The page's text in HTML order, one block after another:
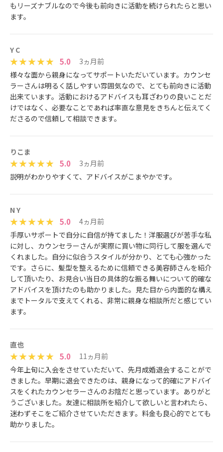
もリーズナブルなので今後も前向きに活動を続けられたらと思い
ます。
Y C
5.0
3ヵ月前
様々な面から親身になってサポートいただいています。カウンセ
ラーさんは明るく話しやすい雰囲気なので、とても前向きに活動
出来ています。活動におけるアドバイスも耳ざわりの良いことだ
けではなく、必要なことであれば率直な意見をきちんと伝えてく
ださるので信頼して相談できます。
りこま
5.0
3ヵ月前
説明がわかりやすくて、アドバイスがこまやかです。
N Y
5.0
4ヵ月前
手厚いサポートで自分に自信が持てました！ ​洋服選びが苦手な私
に対し、カウンセラーさんが実際に買い物に同行して服を選んで
くれました。自分に似合うスタイルが分かり、とても心強かった
です。 ​さらに、髪型を整えるために信頼できる美容師さんを紹介
して頂いたり、お見合い当日の具体的な振る舞いについて的確な
アドバイスを頂けたのも助かりました。 ​見た目から内面的な構え
までトータルで支えてくれる、非常に親身な相談所だと感じてい
ます。
直也
5.0
11ヵ月前
今年上旬に入会をさせていただいて、先月成婚退会することがで
きました。早期に退会できたのは、親身になって的確にアドバイ
スをくれたカウンセラーさんのお陰だと思っています。ありがと
うございました。友達に相談所を紹介して欲しいと言われたら、
迷わずそこをご紹介させていただきます。料金も良心的でとても
助かりました。